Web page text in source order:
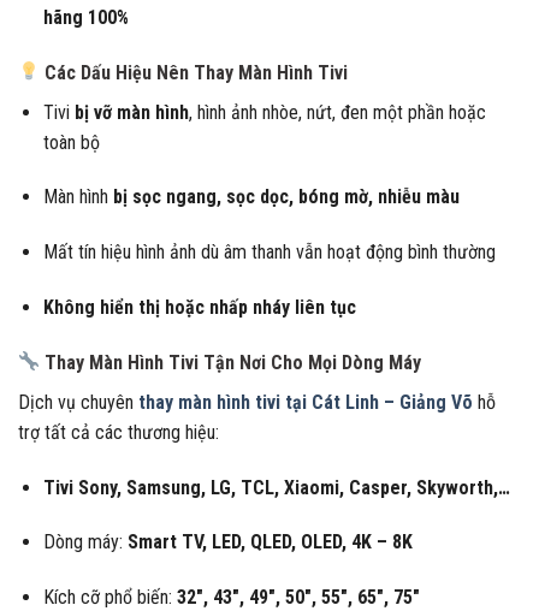
hãng 100%
Các Dấu Hiệu Nên Thay Màn Hình Tivi
Tivi bị vỡ màn hình, hình ảnh nhòe, nứt, đen một phần hoặc
toàn bộ
Màn hình bị sọc ngang, sọc dọc, bóng mờ, nhiễu màu
Mất tín hiệu hình ảnh dù âm thanh vẫn hoạt động bình thường
Không hiển thị hoặc nhấp nháy liên tục
Thay Màn Hình Tivi Tận Nơi Cho Mọi Dòng Máy
Dịch vụ chuyên thay màn hình tivi tại Cát Linh – Giảng Võ hỗ
trợ tất cả các thương hiệu:
Tivi Sony, Samsung, LG, TCL, Xiaomi, Casper, Skyworth,…
Dòng máy: Smart TV, LED, QLED, OLED, 4K – 8K
Kích cỡ phổ biến: 32″, 43″, 49″, 50″, 55″, 65″, 75″